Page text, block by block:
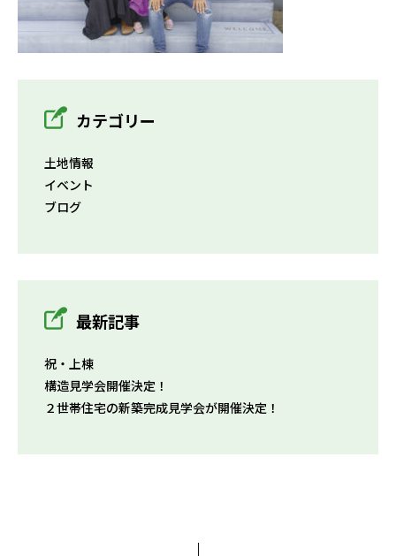
カテゴリー
土地情報
イベント
ブログ
最新記事
祝・上棟
構造見学会開催決定！
２世帯住宅の新築完成見学会が開催決定！